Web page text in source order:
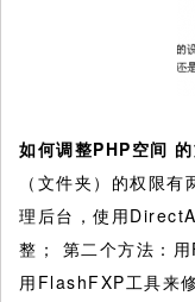
如何调整PHP空间
（文件夹）的权限
理后台，使用
整； 第二个方法：
用FlashFXP工具来